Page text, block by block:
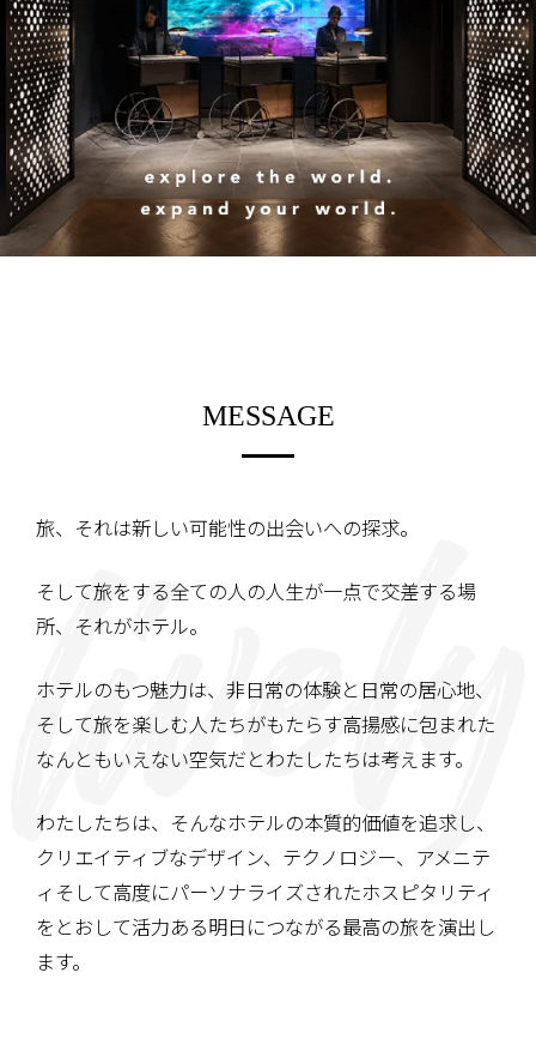
MESSAGE
旅、それは新しい可能性の出会いへの探求。
そして旅をする全ての人の人生が一点で交差する場
所、 それがホテル。
ホテルのもつ魅力は、非日常の体験と日常の居心地、
そして旅を楽しむ人たちがもたらす高揚感に包まれた
なんともいえない空気だとわたしたちは考えます。
わたしたちは、そんなホテルの本質的価値を追求し、
クリエイティブなデザイン、テクノロジー、アメニテ
ィ そして高度にパーソナライズされたホスピタリティ
を とおして活力ある明日につながる最高の旅を演出し
ます。